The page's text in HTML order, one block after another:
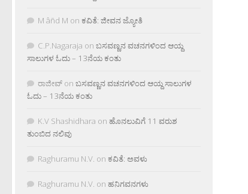
M âñd M on ಕವಿತೆ: ಜೀವನ ಜ್ಯೋತಿ
C.P.Nagaraja on ಬಸವಣ್ಣನ ವಚನಗಳಿಂದ ಆಯ್ದ
ಸಾಲುಗಳ ಓದು – 13ನೆಯ ಕಂತು
ರಾಜೀವ್ on ಬಸವಣ್ಣನ ವಚನಗಳಿಂದ ಆಯ್ದ ಸಾಲುಗಳ
ಓದು – 13ನೆಯ ಕಂತು
K.V Shashidhara on ಹೊನಲುವಿಗೆ 11 ವರುಶ
ತುಂಬಿದ ನಲಿವು
Raghuramu N.V. on ಕವಿತೆ: ಅವಳು
Raghuramu N.V. on ಹನಿಗವನಗಳು